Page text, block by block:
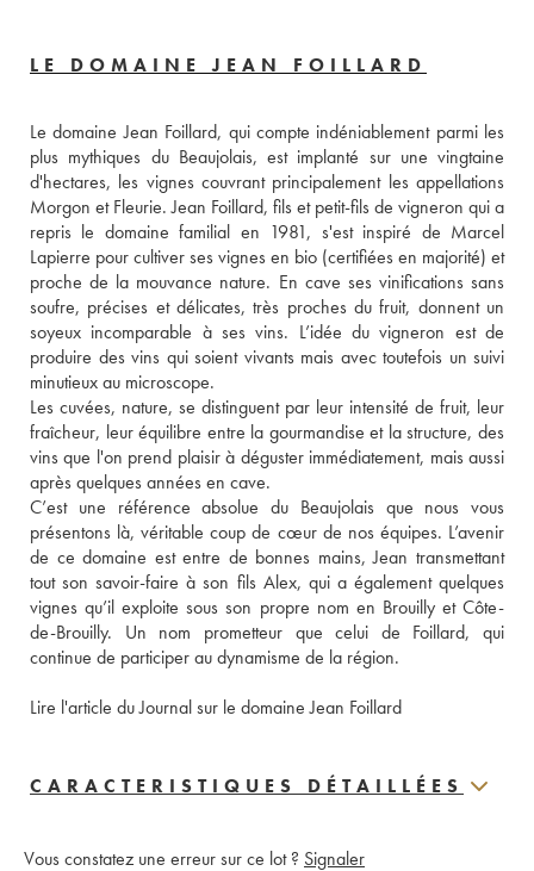
LE DOMAINE JEAN FOILLARD
Le domaine Jean Foillard, qui compte indéniablement parmi les
plus mythiques du Beaujolais, est implanté sur une vingtaine
d'hectares, les vignes couvrant principalement les appellations
Morgon et Fleurie. Jean Foillard, fils et petit-fils de vigneron qui a
repris le domaine familial en 1981, s'est inspiré de Marcel
Lapierre pour cultiver ses vignes en bio (certifiées en majorité) et
proche de la mouvance nature. En cave ses vinifications sans
soufre, précises et délicates, très proches du fruit, donnent un
soyeux incomparable à ses vins. L’idée du vigneron est de
produire des vins qui soient vivants mais avec toutefois un suivi
minutieux au microscope.
Les cuvées, nature, se distinguent par leur intensité de fruit, leur
fraîcheur, leur équilibre entre la gourmandise et la structure, des
vins que l'on prend plaisir à déguster immédiatement, mais aussi
après quelques années en cave.
C’est une référence absolue du Beaujolais que nous vous
présentons là, véritable coup de cœur de nos équipes. L’avenir
de ce domaine est entre de bonnes mains, Jean transmettant
tout son savoir-faire à son fils Alex, qui a également quelques
vignes qu’il exploite sous son propre nom en Brouilly et Côte-
de-Brouilly. Un nom prometteur que celui de Foillard, qui
continue de participer au dynamisme de la région.
Lire l'article du Journal sur le domaine Jean Foillard
CARACTERISTIQUES DÉTAILLÉES
Vous constatez une erreur sur ce lot ? Signaler